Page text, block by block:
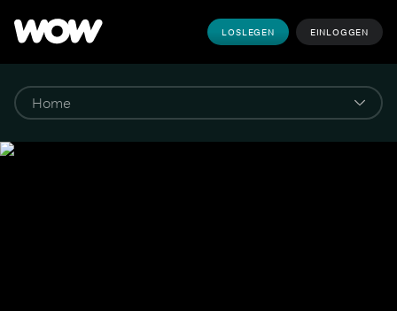
LOSLEGEN EINLOGGEN